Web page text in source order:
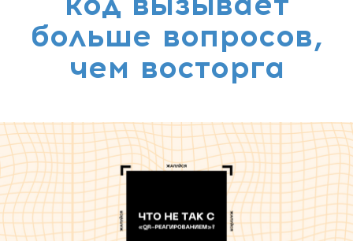
больше вопросов,
чем восторга